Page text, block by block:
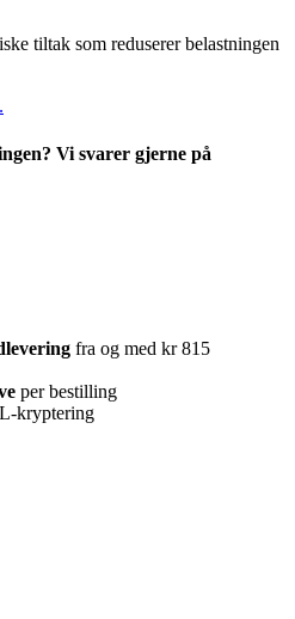
tiltak som reduserer belastningen
Vi svarer gjerne på
fra og med kr 815
per bestilling
kryptering